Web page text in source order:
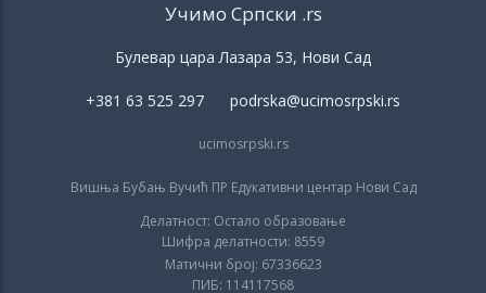
Учимо Српски .rs
Булевар цара Лазара 53, Нови Сад
+381 63 525 297 podrska@ucimosrpski.rs
ucimosrpski.rs
Вишња Бубањ Вучић ПР Едукативни центар Нови Сад
Делатност: Остало образовање
Шифра делатности: 8559
Матични број: 67336623
ПИБ: 114117568